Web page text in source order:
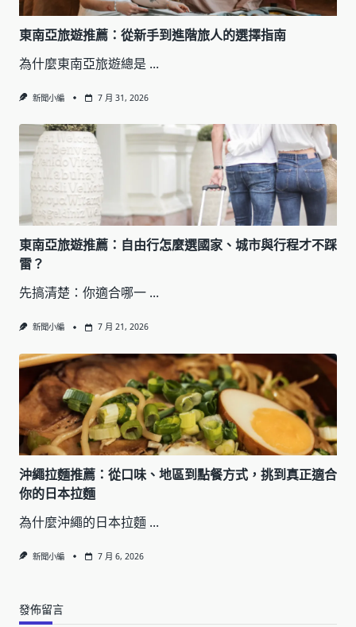
東南亞旅遊推薦：從新手到進階旅人的選擇指南
為什麼東南亞旅遊總是 ...
新聞小編 7 月 31, 2026
東南亞旅遊推薦：自由行怎麼選國家、城市與行程才不踩
雷？
先搞清楚：你適合哪一 ...
新聞小編 7 月 21, 2026
沖繩拉麵推薦：從口味、地區到點餐方式，挑到真正適合
你的日本拉麵
為什麼沖繩的日本拉麵 ...
新聞小編 7 月 6, 2026
發佈留言